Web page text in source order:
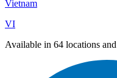
Vietnam
VI
Available in 64 locations